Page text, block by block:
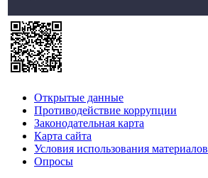
Открытые данные
Противодействие коррупции
Законодательная карта
Карта сайта
Условия использования материалов
Опросы